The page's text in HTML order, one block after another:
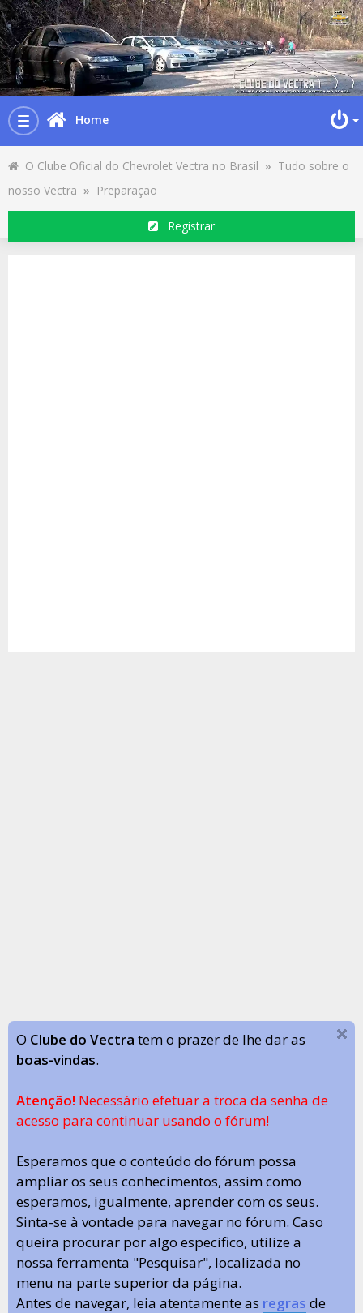
Toggle
navigation
Home
O Clube Oficial do Chevrolet Vectra no Brasil » Tudo sobre o
nosso Vectra » Preparação
Registrar
O Clube do Vectra tem o prazer de lhe dar as
boas-vindas.
Atenção! Necessário efetuar a troca da senha de
acesso para continuar usando o fórum!
Esperamos que o conteúdo do fórum possa
ampliar os seus conhecimentos, assim como
esperamos, igualmente, aprender com os seus.
Sinta-se à vontade para navegar no fórum. Caso
queira procurar por algo especifico, utilize a
nossa ferramenta "Pesquisar", localizada no
menu na parte superior da página.
Antes de navegar, leia atentamente as regras de